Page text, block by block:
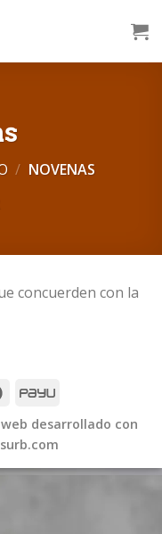
/ NOVENAS
concuerden con la
desarrollado con